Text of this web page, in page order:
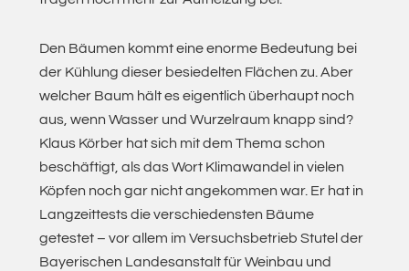
Den Bäumen kommt eine enorme Bedeutung bei
der Kühlung dieser besiedelten Flächen zu. Aber
welcher Baum hält es eigentlich überhaupt noch
aus, wenn Wasser und Wurzelraum knapp sind?
Klaus Körber hat sich mit dem Thema schon
beschäftigt, als das Wort Klimawandel in vielen
Köpfen noch gar nicht angekommen war. Er hat in
Langzeittests die verschiedensten Bäume
getestet – vor allem im Versuchsbetrieb Stutel der
Bayerischen Landesanstalt für Weinbau und